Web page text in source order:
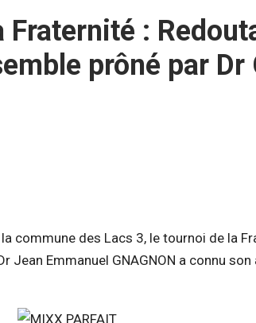
:
prôné par Dr
commune des Lacs 3, le tournoi de la
Jean Emmanuel GNAGNON a connu